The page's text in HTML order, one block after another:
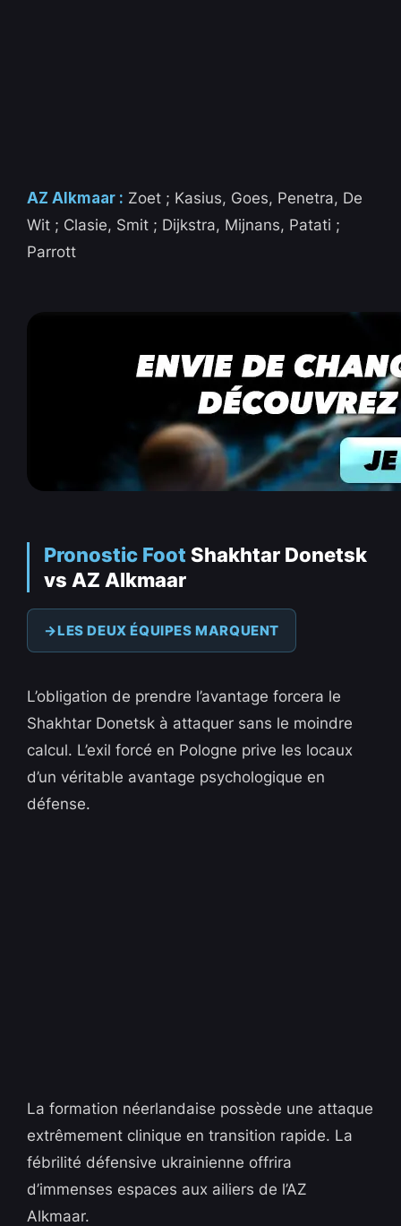
AZ Alkmaar : Zoet ; Kasius, Goes, Penetra, De
Wit ; Clasie, Smit ; Dijkstra, Mijnans, Patati ;
Parrott
Pronostic Foot Shakhtar Donetsk
vs AZ Alkmaar
LES DEUX ÉQUIPES MARQUENT
L’obligation de prendre l’avantage forcera le
Shakhtar Donetsk à attaquer sans le moindre
calcul. L’exil forcé en Pologne prive les locaux
d’un véritable avantage psychologique en
défense.
La formation néerlandaise possède une attaque
extrêmement clinique en transition rapide. La
fébrilité défensive ukrainienne offrira
d’immenses espaces aux ailiers de l’AZ
Alkmaar.